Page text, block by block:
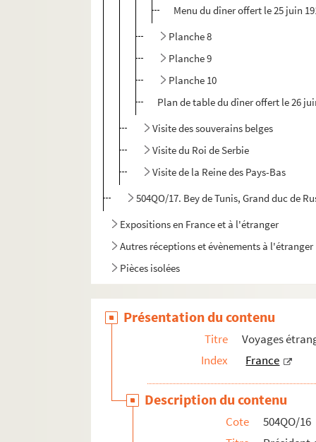
Menu du dîner offert le 25 juin
Planche 8
Planche 9
Planche 10
Plan de table du dîner offert le 26
Visite des souverains belges
Visite du Roi de Serbie
Visite de la Reine des Pays-Bas
504QO/17. Bey de Tunis, Grand duc de
Expositions en France et à l'étranger
Autres réceptions et évènements à l'étranger
Pièces isolées
Présentation du contenu
Titre
Voyages
Index
France
Description du contenu
Cote
504QO/16